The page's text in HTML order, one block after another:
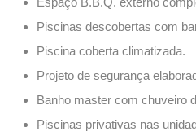
Piscinas descobertas com
Piscina coberta climatizada.
Projeto de segurança
Banho master com chuveiro
Piscinas privativas nas